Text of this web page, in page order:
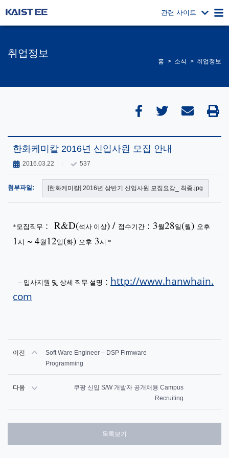
관련 사이트
취업정보
홈 소식 취업정보
한화케미칼 2016년 신입사원 모집 안내
2016.03.22 537
첨부파일: [한화케미칼] 2016년 상반기 신입사원 모집요강_ 최종.jpg
*모집직무 : R&D(석사 이상) / 접수기간 : 3월28일(월) 오후
1 시 ~ 4월 12일(화) 오후 3시 *
– 입사지원 및 상세 직무 설명 : http://www.hanwhain.
com
이전
Soft Ware Engineer – DSP Firmware
Programming
다음
쿠팡 신입 S/W 개발자 공개채용 Campus
Recruiting
목록보기